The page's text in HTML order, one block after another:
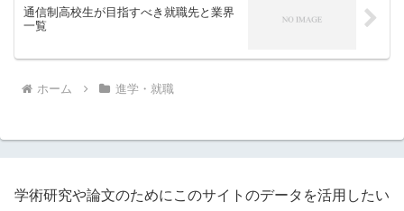
通信制高校生が目指すべき就職先と業界
一覧
ホーム 進学・就職
学術研究や論文のためにこのサイトのデータを活用したい